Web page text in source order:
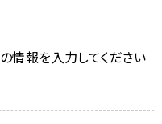
情報を入力してください